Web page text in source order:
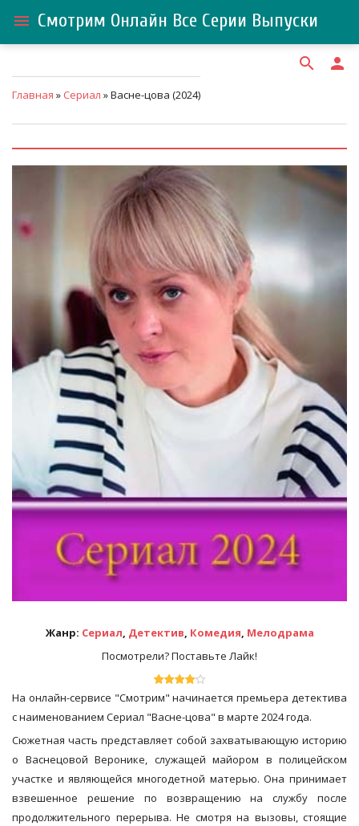
menu Смотрим Онлайн Все Серии Выпуски
search person
Главная » Сериал » Васне-цова (2024)
Жанр: Сериал, Детектив, Комедия, Мелодрама
Посмотрели? Поставьте Лайк!
На онлайн-сервисе "Смотрим" начинается премьера детектива
с наименованием Сериал "Васне-цова" в марте 2024 года.
Сюжетная часть представляет собой захватывающую историю
о Васнецовой Веронике, служащей майором в полицейском
участке и являющейся многодетной матерью. Она принимает
взвешенное решение по возвращению на службу после
продолжительного перерыва. Не смотря на вызовы, стоящие